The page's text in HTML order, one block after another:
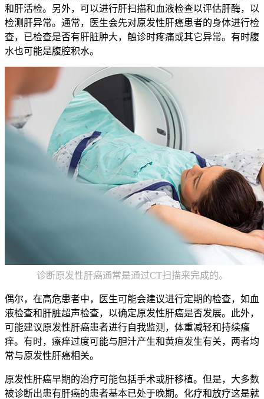
和肝活检。另外，可以进行肝扫描和血液检查以评估肝酶，以
检测肝异常。通常，医生会先对原发性肝癌患者的身体进行检
查，已检查是否有肝脏肿大，触诊时疼痛或其它异常。有时腹
水也可能是腹腔积水。
诊断原发性肝癌通常是通过CT扫描来完成的。
偶尔，在高危患者中，医生可能会建议进行定期的检查，如血
液检查和肝脏超声检查，以确定原发性肝癌是否发展。此外，
可能建议原发性肝癌患者进行自我监测，体重减轻和持续瘙
痒。有时，瘙痒过度可能与胆汁产生和黄疸发生有关，两者均
常与原发性肝癌相关。
原发性肝癌早期的治疗可能包括手术或肝移植。但是，大多数
被诊断出患有肝癌的患者基本已处于晚期。化疗和放疗这是就